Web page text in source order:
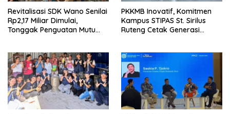
Revitalisasi SDK Wano Senilai
Rp2,17 Miliar Dimulai,
Tonggak Penguatan Mutu
PKKMB Inovatif, Komitmen
Kampus STIPAS St. Sirilus
Ruteng Cetak Generasi